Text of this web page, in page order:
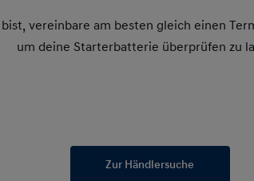
vereinbare am besten gleich einen
um deine Starterbatterie überprüfen zu
Zur Händlersuche